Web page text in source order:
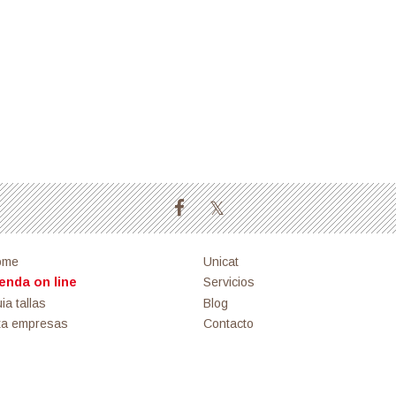
Unicat
on line
Servicios
tallas
Blog
empresas
Contacto